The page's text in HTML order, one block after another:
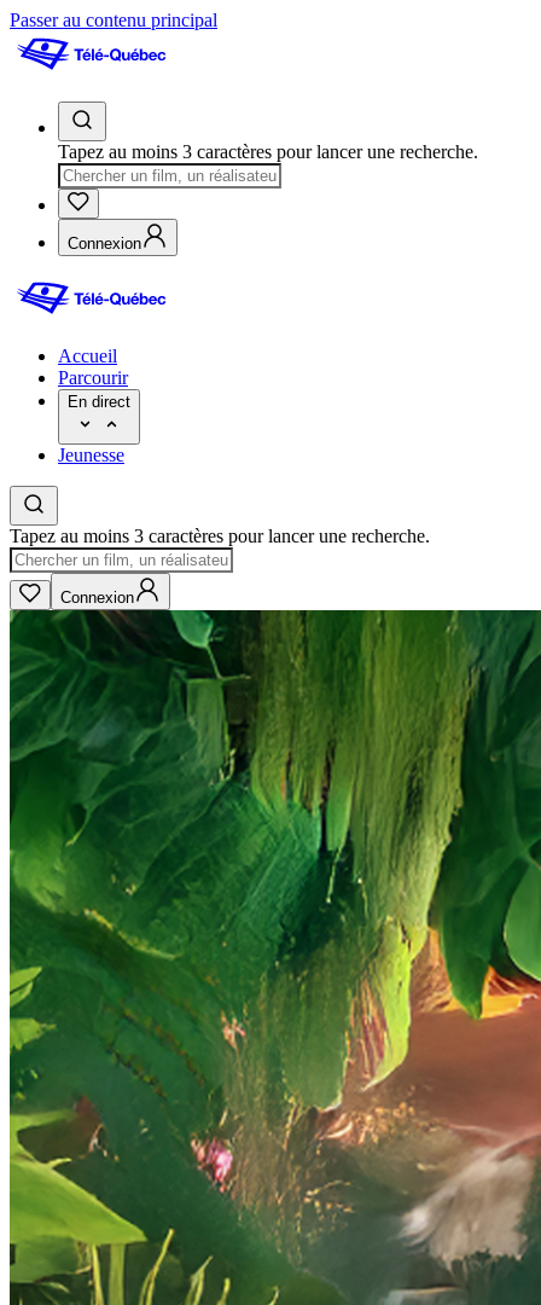
Passer au contenu principal
Tapez au moins 3 caractères pour lancer une recherche.
Connexion
Accueil
Parcourir
En direct
Jeunesse
Tapez au moins 3 caractères pour lancer une recherche.
Connexion